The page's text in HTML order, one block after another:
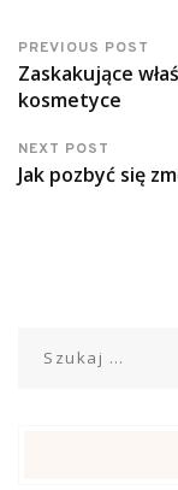
PREVIOUS POST
Zaskakujące
kosmetyce
NEXT POST
Jak pozbyć się